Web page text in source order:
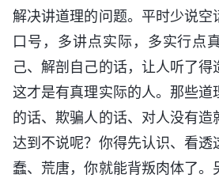
解决讲道理的问题。平时少说空
口号，多讲点实际，多实行点
己、解剖自己的话，让人听了得
这才是有真理实际的人。那些道
的话、欺骗人的话、对人没有造
达到不说呢？你得先认识、看透
蠢、荒唐，你就能背叛肉体了。